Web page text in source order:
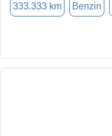
333.333 km Benzin